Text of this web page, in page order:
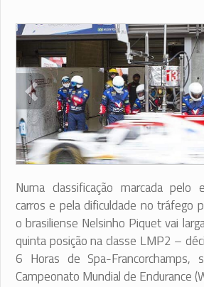
Numa classificação marcada pelo
carros e pela dificuldade no tráfego
o brasiliense Nelsinho Piquet vai
quinta posição na classe LMP2 –
6 Horas de Spa-Francorchamps,
Campeonato Mundial de Endurance